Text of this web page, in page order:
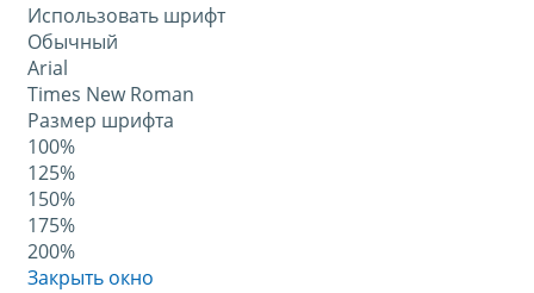
Использовать шрифт
Обычный
Arial
Times New Roman
Размер шрифта
100%
125%
150%
175%
200%
Закрыть окно